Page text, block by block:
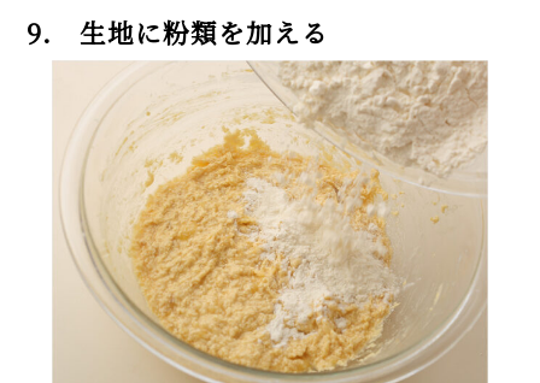
9. 生地に粉類を加える